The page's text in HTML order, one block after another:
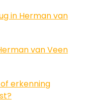
in Herman van
van Veen
erkenning